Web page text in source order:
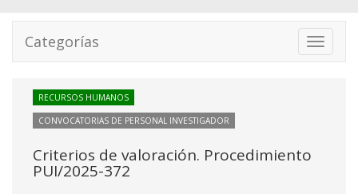
Toggle
Categorías
RECURSOS HUMANOS
CONVOCATORIAS DE PERSONAL INVESTIGADOR
Criterios de valoración. Procedimiento
PUI/2025-372